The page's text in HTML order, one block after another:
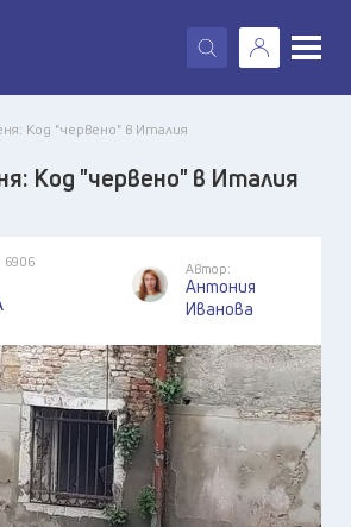
X
Код "червено" в Италия
Код "червено" в Италия
6906 Автор:
Антония
Иванова